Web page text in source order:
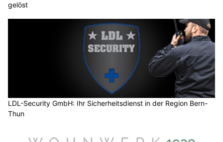
gelöst
LDL-Security GmbH: Ihr Sicherheitsdienst in der Region Bern-
Thun